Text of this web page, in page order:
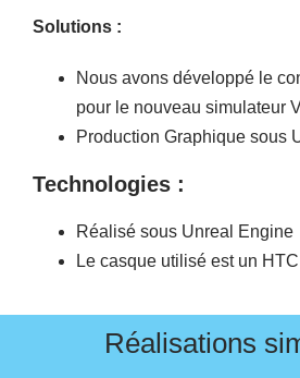
Solutions :
Nous avons développé le
pour le nouveau simulateur
Production Graphique sous
Technologies :
Réalisé sous Unreal Engine
Le casque utilisé est un
Réalisations